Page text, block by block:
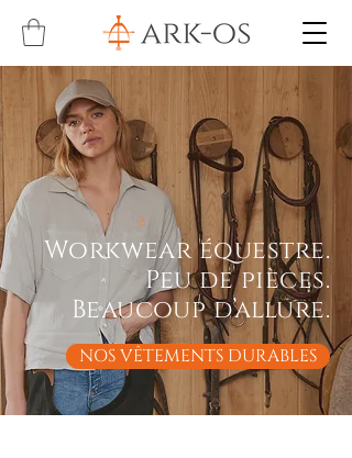
Workwear équestre.
Peu de pièces.
Beaucoup d’allure.
NOS VÊTEMENTS DURABLES